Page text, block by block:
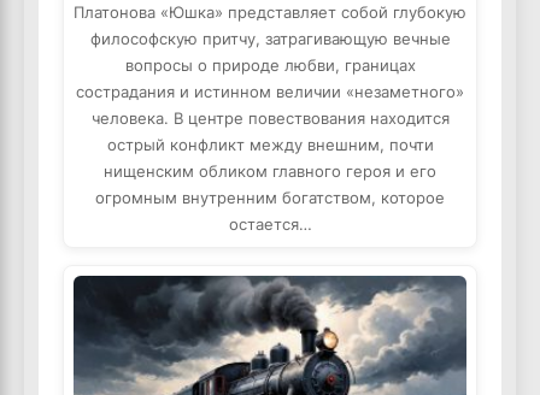
Платонова «Юшка» представляет собой глубокую
философскую притчу, затрагивающую вечные
вопросы о природе любви, границах
сострадания и истинном величии «незаметного»
человека. В центре повествования находится
острый конфликт между внешним, почти
нищенским обликом главного героя и его
огромным внутренним богатством, которое
остается…